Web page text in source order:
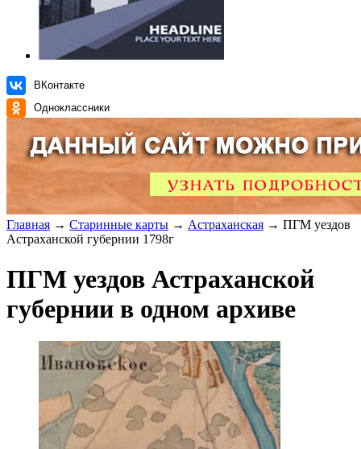
ВКонтакте
Одноклассники
Главная → Старинные карты → Астраханская → ПГМ уездов
Астраханской губернии 1798г
ПГМ уездов Астраханской
губернии в одном архиве